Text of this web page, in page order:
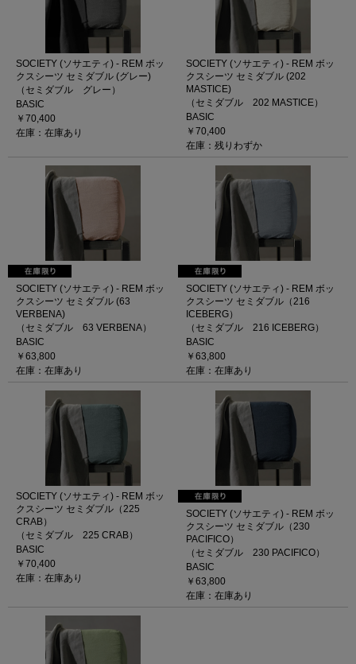
SOCIETY (ソサエティ) - REM ボッ
クスシーツ セミダブル (グレー)
（セミダブル グレー）
BASIC
￥70,400
在庫：在庫あり
SOCIETY (ソサエティ) - REM ボッ
クスシーツ セミダブル (202
MASTICE)
（セミダブル 202 MASTICE）
BASIC
￥70,400
在庫：残りわずか
SOCIETY (ソサエティ) - REM ボッ
クスシーツ セミダブル (63
VERBENA)
（セミダブル 63 VERBENA）
BASIC
￥63,800
在庫：在庫あり
SOCIETY (ソサエティ) - REM ボッ
クスシーツ セミダブル（216
ICEBERG）
（セミダブル 216 ICEBERG）
BASIC
￥63,800
在庫：在庫あり
SOCIETY (ソサエティ) - REM ボッ
クスシーツ セミダブル（225
CRAB）
（セミダブル 225 CRAB）
BASIC
￥70,400
在庫：在庫あり
SOCIETY (ソサエティ) - REM ボッ
クスシーツ セミダブル（230
PACIFICO）
（セミダブル 230 PACIFICO）
BASIC
￥63,800
在庫：在庫あり